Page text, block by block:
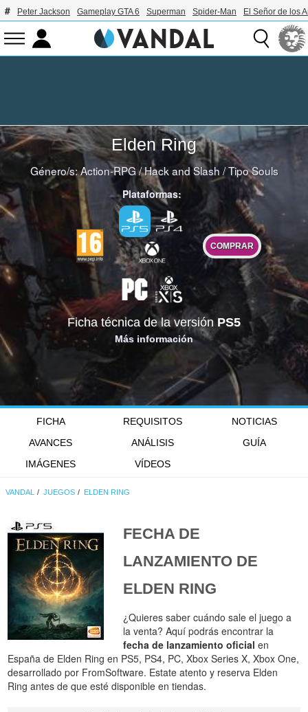
Peter Jackson Gameplay GTA 6 Superman Spider-Man El Señor de los
Elden Ring
Género/s:Action-RPG/Hack and Slash /Tipo Souls
Plataformas:
COMPRAR
Ficha técnica de la versión PS5
Más información
FICHA REQUISITOS
NOTICIAS
AVANCES
ANÁLISIS
GUÍA
IMÁGENES
VÍDEOS
VANDAL JUEGOS ELDEN RING
FECHA DE
LANZAMIENTO DE
ELDEN RING
¿Quieres saber cuándo sale el juego a
la venta? Aquí podrás encontrar la
fecha de lanzamiento oficial en
España de Elden Ring en PS5, PS4, PC, Xbox Series X, Xbox One,
desarrollado por FromSoftware. Estate atento y reserva Elden
Ring antes de que esté disponible en tiendas.